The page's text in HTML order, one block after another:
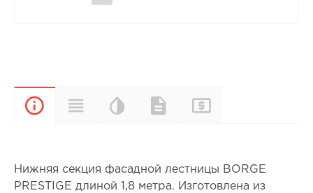
ОписаниеХарактеристики
Цветовая
палитра
Документы
Нижняя секция фасадной лестницы BORGE
PRESTIGE длиной 1,8 метра. Изготовлена из